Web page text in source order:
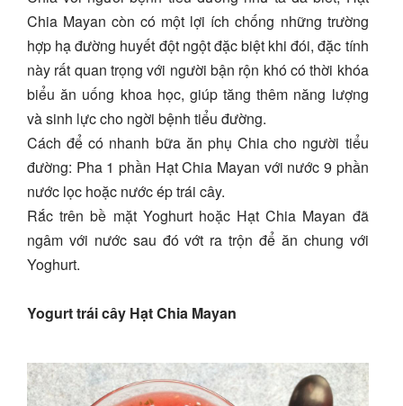
Chia Mayan còn có một lợi ích chống những trường
hợp hạ đường huyết đột ngột đặc biệt khi đói, đặc tính
này rất quan trọng với người bận rộn khó có thời khóa
biểu ăn uống khoa học, giúp tăng thêm năng lượng
và sinh lực cho ngời bệnh tiểu đường.
Cách để có nhanh bữa ăn phụ Chia cho người tiểu
đường: Pha 1 phần Hạt Chia Mayan với nước 9 phần
nước lọc hoặc nước ép trái cây.
Rắc trên bề mặt Yoghurt hoặc Hạt Chia Mayan đã
ngâm với nước sau đó vớt ra trộn để ăn chung với
Yoghurt.
Yogurt trái cây Hạt Chia Mayan